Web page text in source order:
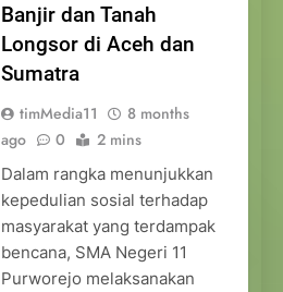
Banjir dan Tanah
Longsor di Aceh dan
Sumatra
timMedia11
8 months
ago
0 2 mins
Dalam rangka menunjukkan
kepedulian sosial terhadap
masyarakat yang terdampak
bencana, SMA Negeri 11
Purworejo melaksanakan